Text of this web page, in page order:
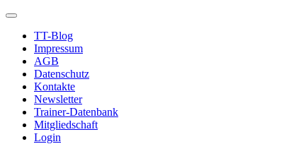
TT-Blog
Impressum
AGB
Datenschutz
Kontakte
Newsletter
Trainer-Datenbank
Mitgliedschaft
Login